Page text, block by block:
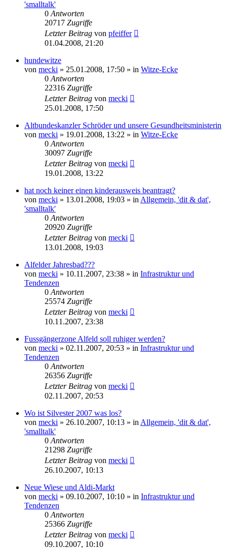
'smalltalk'
0 Antworten
20717 Zugriffe
Letzter Beitrag von pfeiffer
01.04.2008, 21:20
hundewitze
von mecki » 25.01.2008, 17:50 » in Witze-Ecke
0 Antworten
22316 Zugriffe
Letzter Beitrag von mecki
25.01.2008, 17:50
Altbundeskanzler Schröder und unsere Gesundheitsministerin
von mecki » 19.01.2008, 13:22 » in Witze-Ecke
0 Antworten
30097 Zugriffe
Letzter Beitrag von mecki
19.01.2008, 13:22
hat noch keiner einen kinderausweis beantragt?
von mecki » 13.01.2008, 19:03 » in Allgemein, 'dit & dat',
'smalltalk'
0 Antworten
20920 Zugriffe
Letzter Beitrag von mecki
13.01.2008, 19:03
Alfelder Jahresbad???
von mecki » 10.11.2007, 23:38 » in Infrastruktur und
Tendenzen
0 Antworten
25574 Zugriffe
Letzter Beitrag von mecki
10.11.2007, 23:38
Fussgängerzone Alfeld soll ruhiger werden?
von mecki » 02.11.2007, 20:53 » in Infrastruktur und
Tendenzen
0 Antworten
26356 Zugriffe
Letzter Beitrag von mecki
02.11.2007, 20:53
Wo ist Silvester 2007 was los?
von mecki » 26.10.2007, 10:13 » in Allgemein, 'dit & dat',
'smalltalk'
0 Antworten
21298 Zugriffe
Letzter Beitrag von mecki
26.10.2007, 10:13
Neue Wiese und Aldi-Markt
von mecki » 09.10.2007, 10:10 » in Infrastruktur und
Tendenzen
0 Antworten
25366 Zugriffe
Letzter Beitrag von mecki
09.10.2007, 10:10